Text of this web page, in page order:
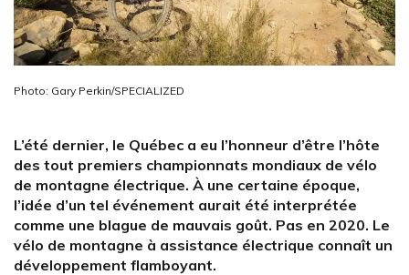
Photo: Gary Perkin/SPECIALIZED
L’été dernier, le Québec a eu l’honneur d’être l’hôte
des tout premiers championnats mondiaux de vélo
de montagne électrique. À une certaine époque,
l’idée d’un tel événement aurait été interprétée
comme une blague de mauvais goût. Pas en 2020. Le
vélo de montagne à assistance électrique connaît un
développement flamboyant.